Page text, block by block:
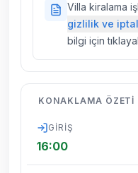
villalarımızda
kelebek,
dönemsel
Villa kiralama
gizlilik ve
bilgi için
KONAKLAMA ÖZETI
GIRIŞ
16:00